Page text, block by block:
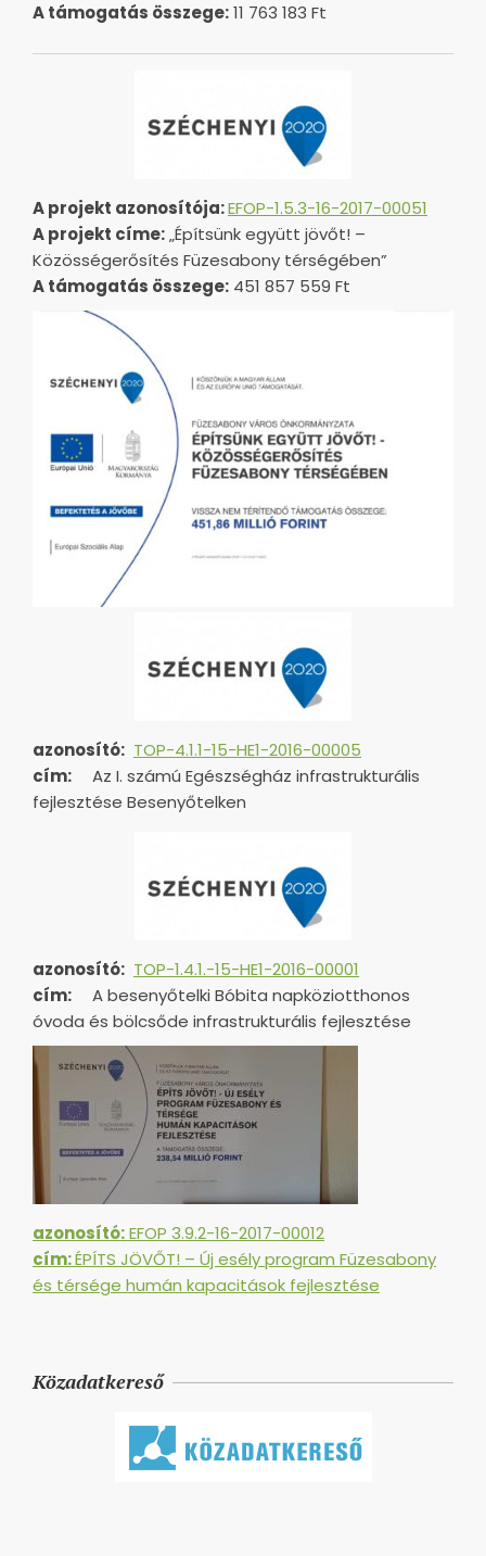
A támogatás összege:11 763 183 Ft
A projekt azonosítója:EFOP-1.5.3-16-2017-00051
A projekt címe:„Építsünk együtt jövőt! –
Közösségerősítés Füzesabony térségében”
A támogatás összege: 451 857 559 Ft
azonosító: TOP-4.1.1-15-HE1-2016-00005
cím:
Az I. számú Egészségház infrastrukturális
fejlesztése Besenyőtelken
azonosító: TOP-1.4.1.-15-HE1-2016-00001
cím:
A besenyőtelki Bóbita napköziotthonos
óvoda és bölcsőde infrastrukturális fejlesztése
azonosító:EFOP 3.9.2-16-2017-00012
cím:ÉPÍTS JÖVŐT! – Új esély program Füzesabony
és térsége humán kapacitások fejlesztése
Közadatkereső